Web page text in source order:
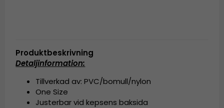
Produktbeskrivning
Detaljinformation:
Tillverkad av: PVC/bomull/nylon
One Size
Justerbar vid kepsens baksida